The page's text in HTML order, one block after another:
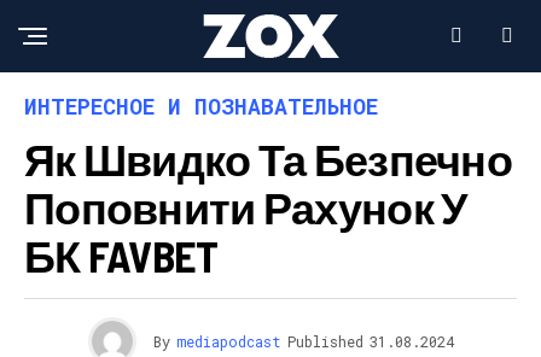
ИНТЕРЕСНОЕ И ПОЗНАВАТЕЛЬНОЕ
Як Швидко Та Безпечно
Поповнити Рахунок У
БК FAVBET
By mediapodcast Published 31.08.2024